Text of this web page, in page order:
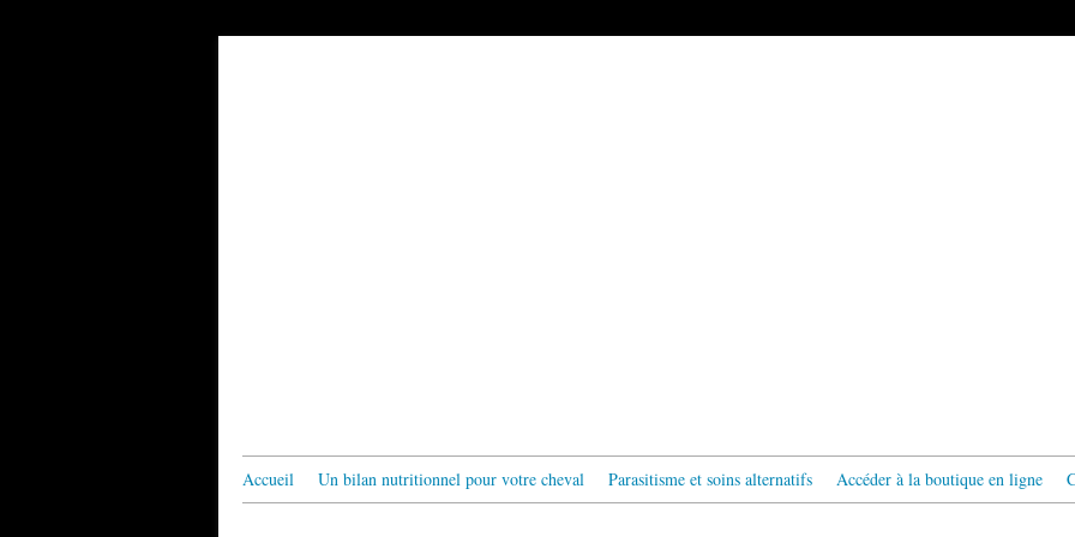
Accueil Un bilan nutritionnel pour votre cheval Parasitisme et soins alternatifs Accéder à la boutique en ligne